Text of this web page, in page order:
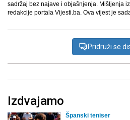
sadržaj bez najave i objašnjenja. Mišljenja
redakcije portala Vijesti.ba. Ova vijest je
Pridruži se
Izdvajamo
Španski teniser